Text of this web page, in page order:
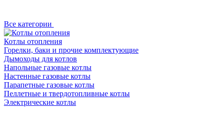
Все категории
Котлы отопления
Горелки, баки и прочие комплектующие
Дымоходы для котлов
Напольные газовые котлы
Настенные газовые котлы
Парапетные газовые котлы
Пеллетные и твердотопливные котлы
Электрические котлы